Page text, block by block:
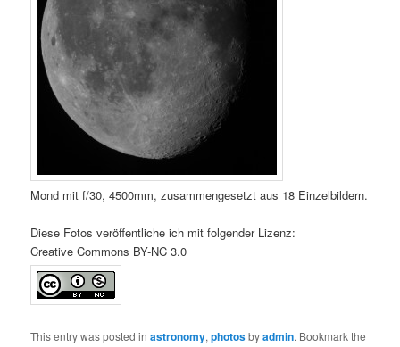
Mond mit f/30, 4500mm, zusammengesetzt aus 18 Einzelbildern.
Diese Fotos veröffentliche ich mit folgender Lizenz:
Creative Commons BY-NC 3.0
This entry was posted inastronomy,photosbyadmin. Bookmark the